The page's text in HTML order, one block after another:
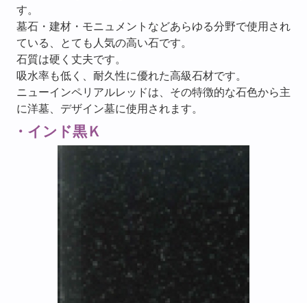
す。
墓石・建材・モニュメントなどあらゆる分野で使用され
ている、とても人気の高い石です。
石質は硬く丈夫です。
吸水率も低く、耐久性に優れた高級石材です。
ニューインペリアルレッドは、その特徴的な石色から主
に洋墓、デザイン墓に使用されます。
・インド黒Ｋ